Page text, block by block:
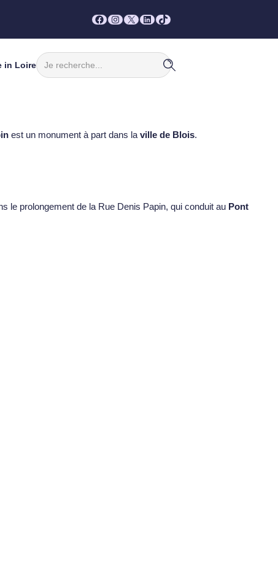
Facebook
Instagram
X LinkedIn
TikTok
in Loire
Rechercher
est un monument à part dans la ville de Blois.
le prolongement de la Rue Denis Papin, qui conduit au Pont